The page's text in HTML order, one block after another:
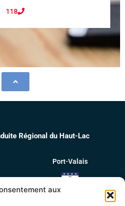
aux
118
Régional du Haut-Lac
Port-Valais